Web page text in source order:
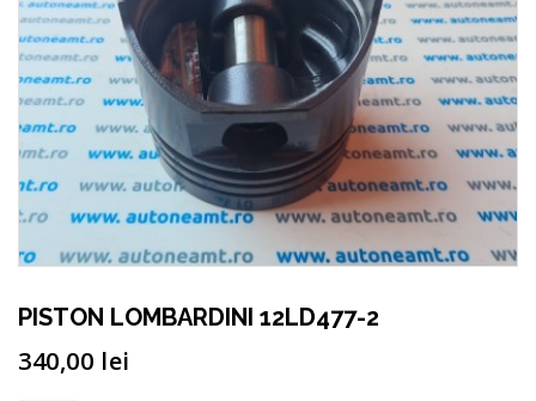
PISTON LOMBARDINI 12LD477-2
340,00 lei